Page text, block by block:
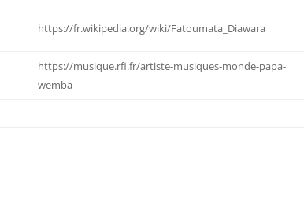
https://fr.wikipedia.org/wiki/Fatoumata_Diawara
https://musique.rfi.fr/artiste-musiques-monde-papa-
wemba